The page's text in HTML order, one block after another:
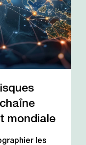
mondiale
les